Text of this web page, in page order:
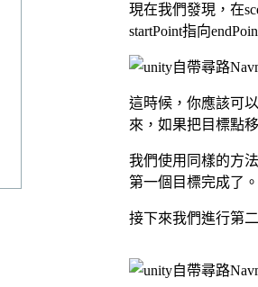
現在我們發現，在
startPoint指向
這時候，你應該可
來，如果把目標點
我們使用同樣的方
第一個目標完成了。
接下來我們進行第